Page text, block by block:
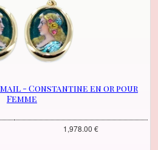
- Constantine en or pour
Femme
1,978.00 €